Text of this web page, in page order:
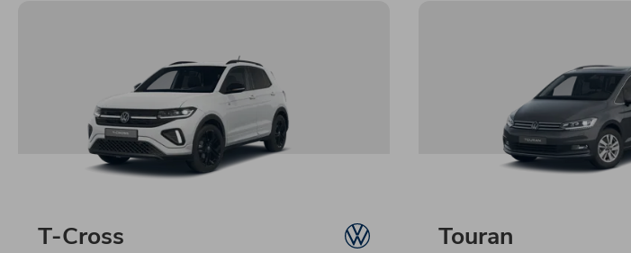
T-Cross Touran